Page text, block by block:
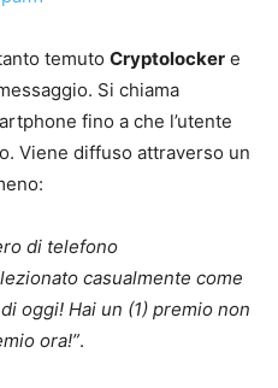
temuto Cryptolocker e
Si chiama
fino a che l’utente
Viene diffuso attraverso un
di telefono
casualmente come
oggi! Hai un (1) premio non
ora!”.